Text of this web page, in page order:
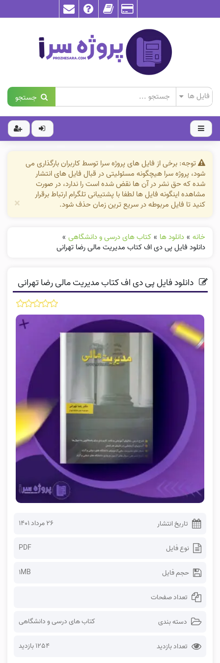
جستجو
توجه: برخی از فایل های پروژه سرا توسط کاربران بارگذاری می
شود، پروژه سرا هیچگونه مسئولیتی در قبال فایل های انتشار
شده که حق نشر در آن ها نقض شده است را ندارد، در صورت
مشاهده اینگونه فایل ها لطفا با پشتیبانی تلگرام ارتباط برقرار
کنید تا فایل مربوطه در سریع ترین زمان حذف شود.
×
خانه » دانلود ها » کتاب های درسی و دانشگاهی »
دانلود فایل پی دی اف کتاب مدیریت مالی رضا تهرانی
دانلود فایل پی دی اف کتاب مدیریت مالی رضا تهرانی
تاریخ انتشار ۲۶ مرداد ۱۴۰۱
نوع فایل PDF
حجم فایل 1MB
تعداد صفحات
دسته بندی کتاب های درسی و دانشگاهی
تعداد بازدید 1254 بازدید